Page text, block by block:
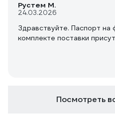
Рустем М.
24.03.2026
Здравствуйте. Паспорт на
комплекте поставки
Посмотреть